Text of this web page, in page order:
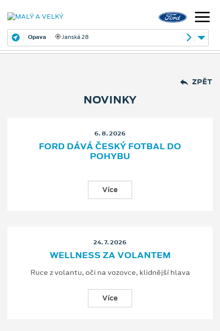
Opava Janská 28
ZPĚT
NOVINKY
6. 8. 2026
FORD DÁVÁ ČESKÝ FOTBAL DO
POHYBU
Více
24. 7. 2026
WELLNESS ZA VOLANTEM
Ruce z volantu, oči na vozovce, klidnější hlava
Více